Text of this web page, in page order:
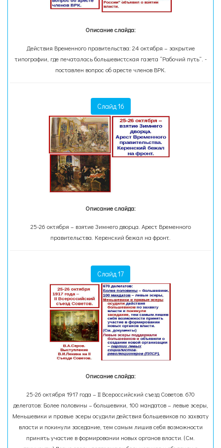
Описание слайда:
Действия Временного правительства: 24 октября – закрытие
типографии, где печаталась большевистская газета “Рабочий путь”. -
поставлен вопрос об аресте членов ВРК.
Слайд 16
Описание слайда:
25-26 октября – взятие Зимнего дворца. Арест Временного
правительства. Керенский бежал на фронт.
Слайд 17
Описание слайда:
25-26 октября 1917 года – II Всероссийский съезд Советов. 670
делегатов: Более половины – большевики, 100 мандатов – левые эсеры,
Меньшевики и правые эсеры осудили действия большевиков по захвату
власти и покинули заседание, тем самым лишив себя возможности
принять участие в формировании новых органов власти. (См.